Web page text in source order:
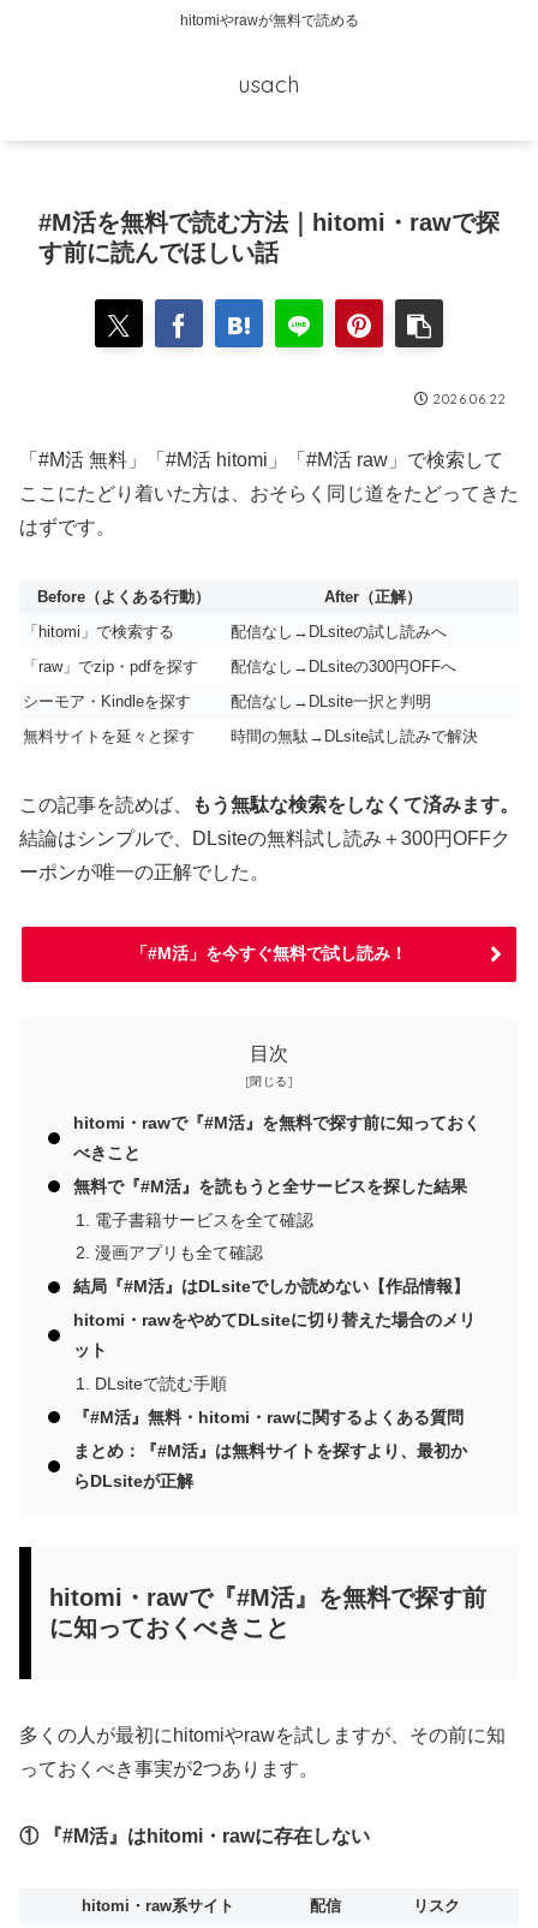
hitomiやrawが無料で読める
usach
#M活を無料で読む方法｜hitomi・rawで探
す前に読んでほしい話
2026.06.22
「#M活 無料」「#M活 hitomi」「#M活 raw」で検索して
ここにたどり着いた方は、おそらく同じ道をたどってきた
はずです。
Before（よくある行動）
After（正解）
「hitomi」で検索する
配信なし→DLsiteの試し読みへ
「raw」でzip・pdfを探す
配信なし→DLsiteの300円OFFへ
シーモア・Kindleを探す
配信なし→DLsite一択と判明
無料サイトを延々と探す
時間の無駄→DLsite試し読みで解決
この記事を読めば、
もう無駄な検索をしなくて済みます。
結論はシンプルで、DLsiteの無料試し読み＋300円OFFク
ーポンが唯一の正解でした。
「#M活」を今すぐ無料で試し読み！
目次
hitomi・rawで『#M活』を無料で探す前に知っておく
べきこと
無料で『#M活』を読もうと全サービスを探した結果
電子書籍サービスを全て確認
漫画アプリも全て確認
結局『#M活』はDLsiteでしか読めない【作品情報】
hitomi・rawをやめてDLsiteに切り替えた場合のメリ
ット
DLsiteで読む手順
『#M活』無料・hitomi・rawに関するよくある質問
まとめ：『#M活』は無料サイトを探すより、最初か
らDLsiteが正解
hitomi・rawで『#M活』を無料で探す前
に知っておくべきこと
多くの人が最初にhitomiやrawを試しますが、その前に知
っておくべき事実が2つあります。
① 『#M活』はhitomi・rawに存在しない
hitomi・raw系サイト 配信
リスク